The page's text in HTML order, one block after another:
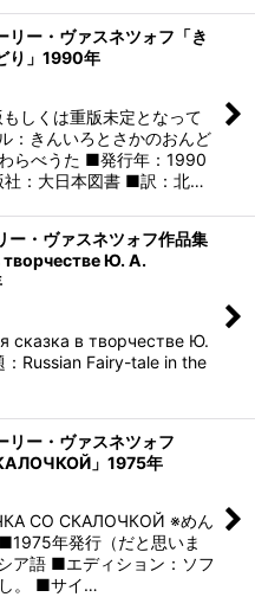
リー・ヴァスネツォフ「き
り」1990年
しくは重版未定となって
：きんいろとさかのおんど
らべうた ■発行年：1990
：大日本図書 ■訳：北…
ー・ヴァスネツォフ作品集
творчестве Ю. А.
сказка в творчестве Ю.
Russian Fairy-tale in the
リー・ヴァスネツォフ
」1975年
СО СКАЛОЧКОЙ ※めん
年発行（だと思いま
ア語 ■エディション：ソフ
し。 ■サイ…